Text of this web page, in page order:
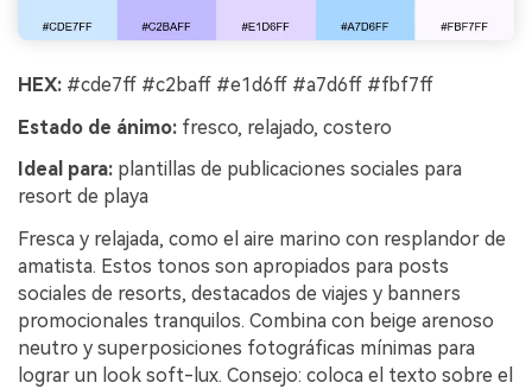
HEX: #cde7ff #c2baff #e1d6ff #a7d6ff #fbf7ff
Estado de ánimo: fresco, relajado, costero
Ideal para: plantillas de publicaciones sociales para
resort de playa
Fresca y relajada, como el aire marino con resplandor de
amatista. Estos tonos son apropiados para posts
sociales de resorts, destacados de viajes y banners
promocionales tranquilos. Combina con beige arenoso
neutro y superposiciones fotográficas mínimas para
lograr un look soft-lux. Consejo: coloca el texto sobre el